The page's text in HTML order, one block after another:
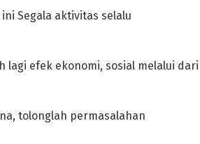
Segala aktivitas selalu
lagi efek ekonomi, sosial melalui dari
tolonglah permasalahan